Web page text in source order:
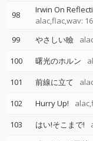
98
Irwin On
alac,flac,wav:
99 やさしい瞼
100
曙光のホルン
101
前線に立て
102
Hurry Up!
103
はい!そこまで!